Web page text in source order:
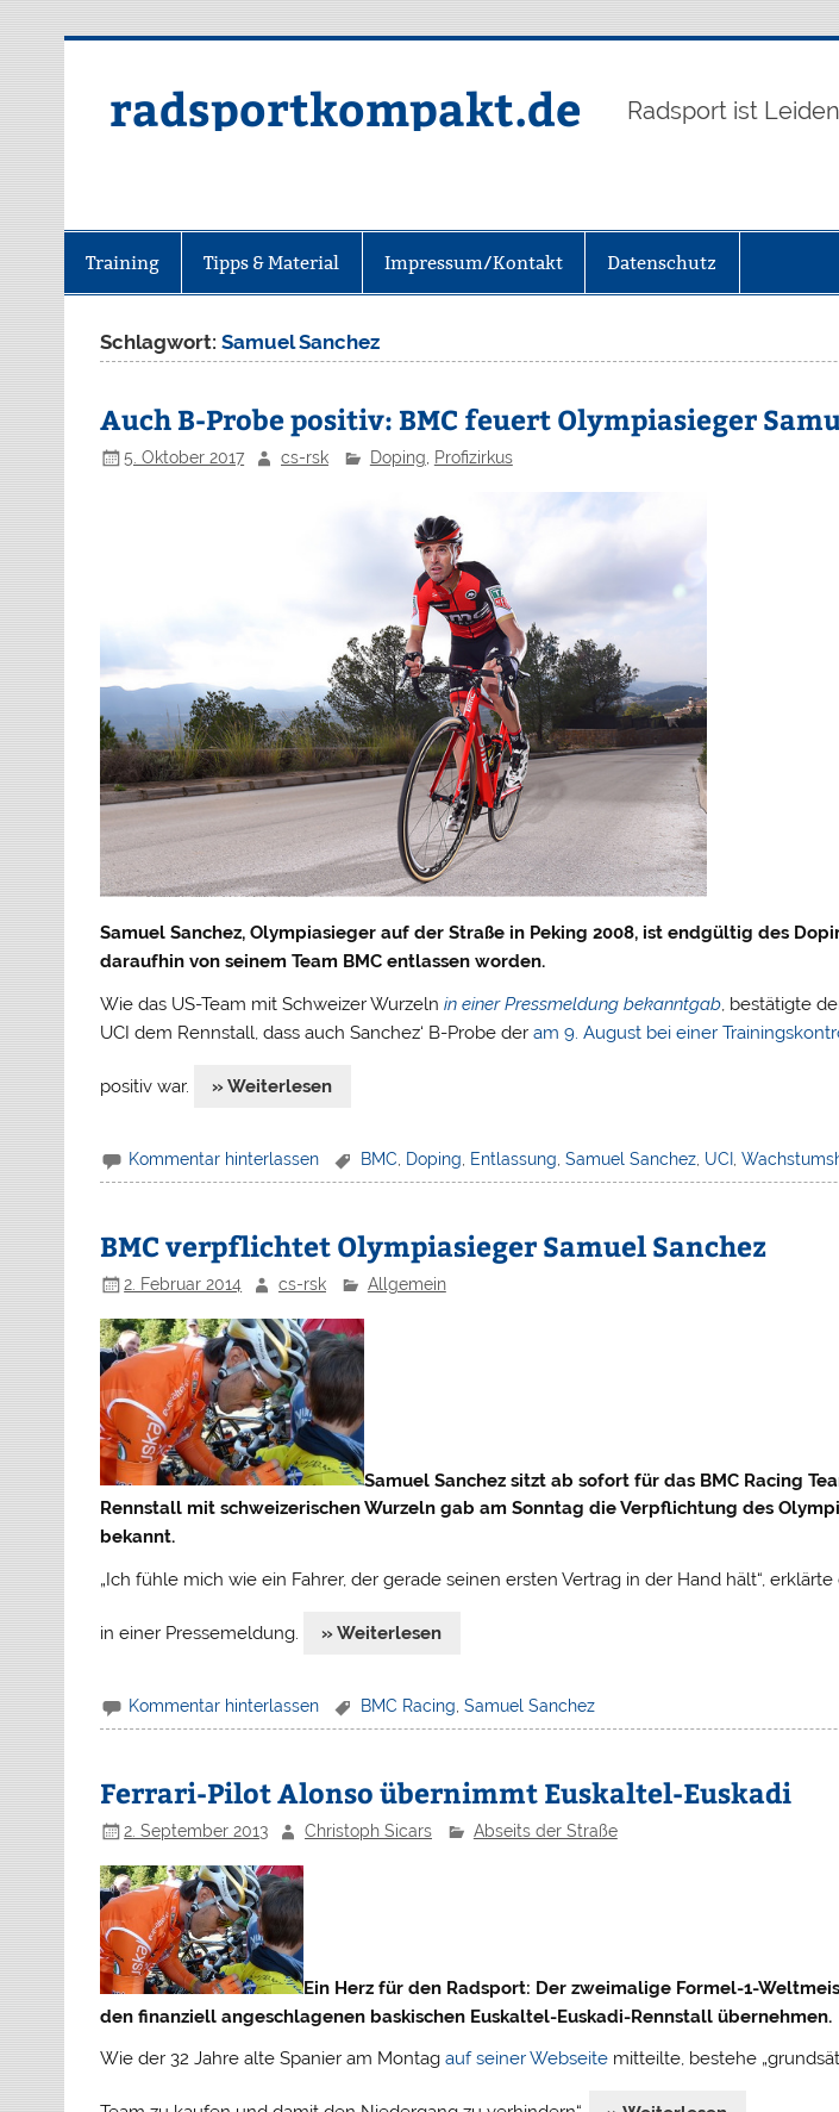
radsportkompakt.de Radsport ist
Training Tipps & Material Impressum/Kontakt Datenschutz
Schlagwort:Samuel Sanchez
Auch B-Probe positiv: BMC feuert Olympiasieger
5. Oktober 2017 cs-rsk Doping Profizirkus
Samuel Sanchez, Olympiasieger auf der Straße in Peking 2008, ist endgültig des
daraufhin von seinem Team BMC entlassen worden.
Wie das US-Team mit Schweizer Wurzelnin einer Pressmeldung bekanntgab, bestätigte
UCI dem Rennstall, dass auch Sanchez‘ B-Probe deram 9. August bei einer
positiv war. » Weiterlesen
Kommentar hinterlassen BMC Doping Entlassung Samuel Sanchez, UCI
BMC verpflichtet Olympiasieger Samuel Sanchez
2. Februar 2014 cs-rsk Allgemein
Samuel Sanchez sitzt ab sofort für das BMC Racing
Rennstall mit schweizerischen Wurzeln gab am Sonntag die Verpflichtung des
bekannt.
„Ich fühle mich wie ein Fahrer, der gerade seinen ersten Vertrag in der Hand hält“,
in einer Pressemeldung. » Weiterlesen
Kommentar hinterlassen BMC Racing Samuel Sanchez
Ferrari-Pilot Alonso übernimmt Euskaltel-Euskadi
2. September 2013 Christoph Sicars Abseits der Straße
Ein Herz für den Radsport: Der zweimalige Formel-1-
den finanziell angeschlagenen baskischen Euskaltel-Euskadi-Rennstall übernehmen.
Wie der 32 Jahre alte Spanier am Montagauf seiner Webseite mitteilte, bestehe